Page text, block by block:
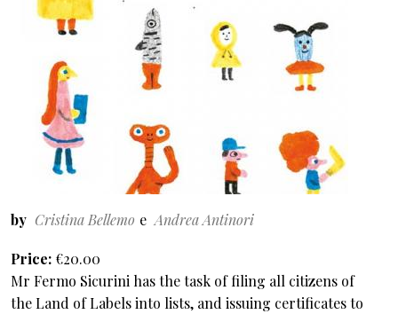
by Cristina Bellemo Andrea Antinori
Price €20.00
Mr Fermo Sicurini has the task of filing all citizens of
the Land of Labels into lists, and issuing certificates to